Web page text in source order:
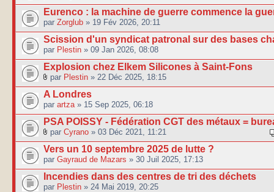
Eurenco : la machine de guerre commence la
par Zorglub » 19 Fév 2026, 20:11
Scission d'un syndicat patronal sur des bases
par Plestin » 09 Jan 2026, 08:08
Explosion chez Elkem Silicones à Saint-Fons
par Plestin » 22 Déc 2025, 18:15
A Londres
par artza » 15 Sep 2025, 06:18
PSA POISSY - Fédération CGT des métaux =
par Cyrano » 03 Déc 2021, 11:21
Vers un 10 septembre 2025 de lutte ?
par Gayraud de Mazars » 30 Juil 2025, 17:13
Incendies dans des centres de tri des déchets
par Plestin » 24 Mai 2019, 20:25